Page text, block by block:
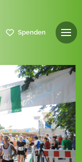
Spenden